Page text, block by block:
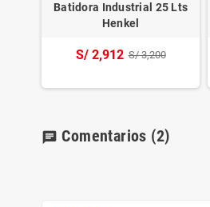
Batidora Industrial 25 Lts
Henkel
S/ 2,912 S/ 3,200
chat Comentarios (2)